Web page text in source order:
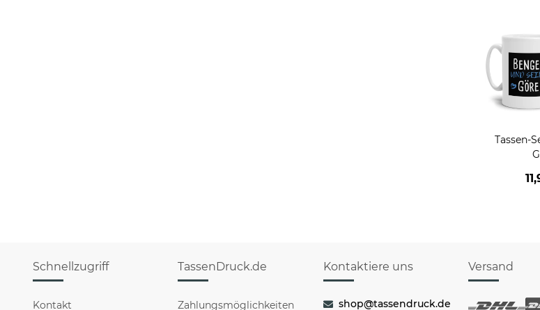
Tassen-
Schnellzugriff
Kontakt
TassenDruck.de
Zahlungsmöglichkeiten
Kontaktiere uns
shop@tassendruck.de
Versand